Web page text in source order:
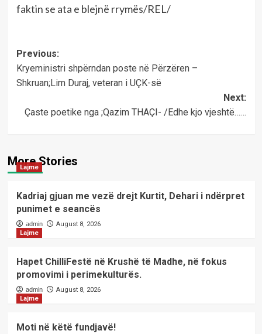
faktin se ata e blejnë rrymës/REL/
Post
navigation
Previous:
Kryeministri shpërndan poste në Përzëren –
Shkruan;Lim Duraj, veteran i UÇK-së
Next:
Çaste poetike nga ;Qazim THAÇI- /Edhe kjo vjeshtë……
More Stories
Lajme
Kadriaj gjuan me vezë drejt Kurtit, Dehari i ndërpret
punimet e seancës
admin
August 8, 2026
Lajme
Hapet ChilliFestë në Krushë të Madhe, në fokus
promovimi i perimekulturës.
admin
August 8, 2026
Lajme
Moti në këtë fundjavë!